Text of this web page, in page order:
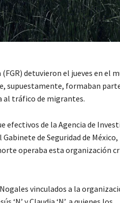
detuvieron el jueves en el
supuestamente, formaban
al tráfico de migrantes.
efectivos de la Agencia de
de Seguridad de México,
operaba esta organización
vinculados a la